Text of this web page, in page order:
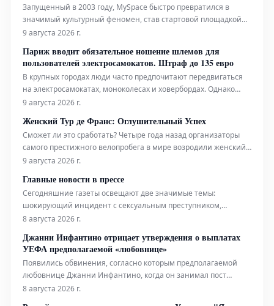
Запущенный в 2003 году, MySpace быстро превратился в
значимый культурный феномен, став стартовой площадкой
для таких артистов, как Arctic Monkeys, Adele и Nicki Minaj,
временем его главные особенности — страницы с широкими
возможностями ка
9 августа 2026 г.
Париж вводит обязательное ношение шлемов для
пользователей электросамокатов. Штраф до 135 евро
В крупных городах люди часто предпочитают передвигаться
на электросамокатах, моноколесах и ховербордах. Однако
количество серьезных происшествий с этими транспортными
Парижа приняла решение об обязательном использовании
защитно
9 августа 2026 г.
Женский Тур де Франс: Оглушительный Успех
Сможет ли это сработать? Четыре года назад организаторы
самого престижного велопробега в мире возродили женский
Тур де Франс, задаваясь этим вопросом. Сегодня директор
девяти этапов полностью транслируются по телевидению.
Переполнен
9 августа 2026 г.
Главные новости в прессе
Сегодняшние газеты освещают две значимые темы:
шокирующий инцидент с сексуальным преступником,
который, будучи выпущенным на свободу, впоследствии
пересмотре планов по достижению нулевых выбросов
углерода ("чистого нуля").
8 августа 2026 г.
Джанни Инфантино отрицает утверждения о выплатах
УЕФА предполагаемой «любовнице»
Появились обвинения, согласно которым предполагаемой
любовнице Джанни Инфантино, когда он занимал пост
генерального секретаря УЕФА, была выплачена компенсация
8 августа 2026 г.